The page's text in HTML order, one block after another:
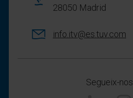
28050 Madrid
info.itv@es.tuv.com
Segueix-nos